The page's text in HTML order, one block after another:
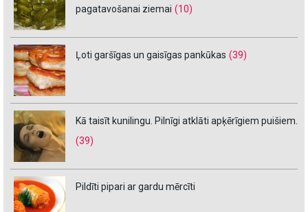
pagatavošanai ziemai (10)
Ļoti garšīgas un gaisīgas pankūkas (39)
Kā taisīt kunilingu. Pilnīgi atklāti apķērīgiem puišiem.
(39)
Pildīti pipari ar gardu mērcīti